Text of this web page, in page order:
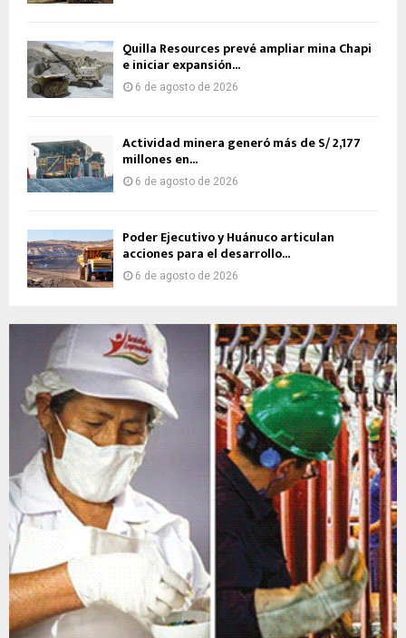
Quilla Resources prevé ampliar mina Chapi
e iniciar expansión...
6 de agosto de 2026
Actividad minera generó más de S/ 2,177
millones en...
6 de agosto de 2026
Poder Ejecutivo y Huánuco articulan
acciones para el desarrollo...
6 de agosto de 2026